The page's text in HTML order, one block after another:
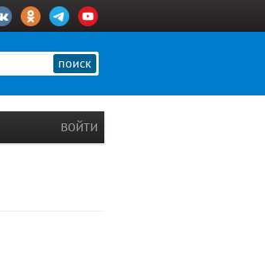
поиск
войти